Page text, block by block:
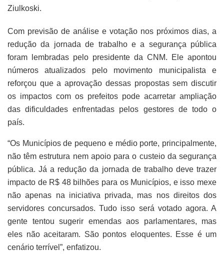
Ziulkoski.
Com previsão de análise e votação nos próximos dias, a
redução da jornada de trabalho e a segurança pública
foram lembradas pelo presidente da CNM. Ele apontou
números atualizados pelo movimento municipalista e
reforçou que a aprovação dessas propostas sem discutir
os impactos com os prefeitos pode acarretar ampliação
das dificuldades enfrentadas pelos gestores de todo o
país.
“Os Municípios de pequeno e médio porte, principalmente,
não têm estrutura nem apoio para o custeio da segurança
pública. Já a redução da jornada de trabalho deve trazer
impacto de R$ 48 bilhões para os Municípios, e isso mexe
não apenas na iniciativa privada, mas nos direitos dos
servidores concursados. Tudo isso será votado agora. A
gente tentou sugerir emendas aos parlamentares, mas
eles não aceitaram. São pontos eloquentes. Esse é um
cenário terrível”, enfatizou.